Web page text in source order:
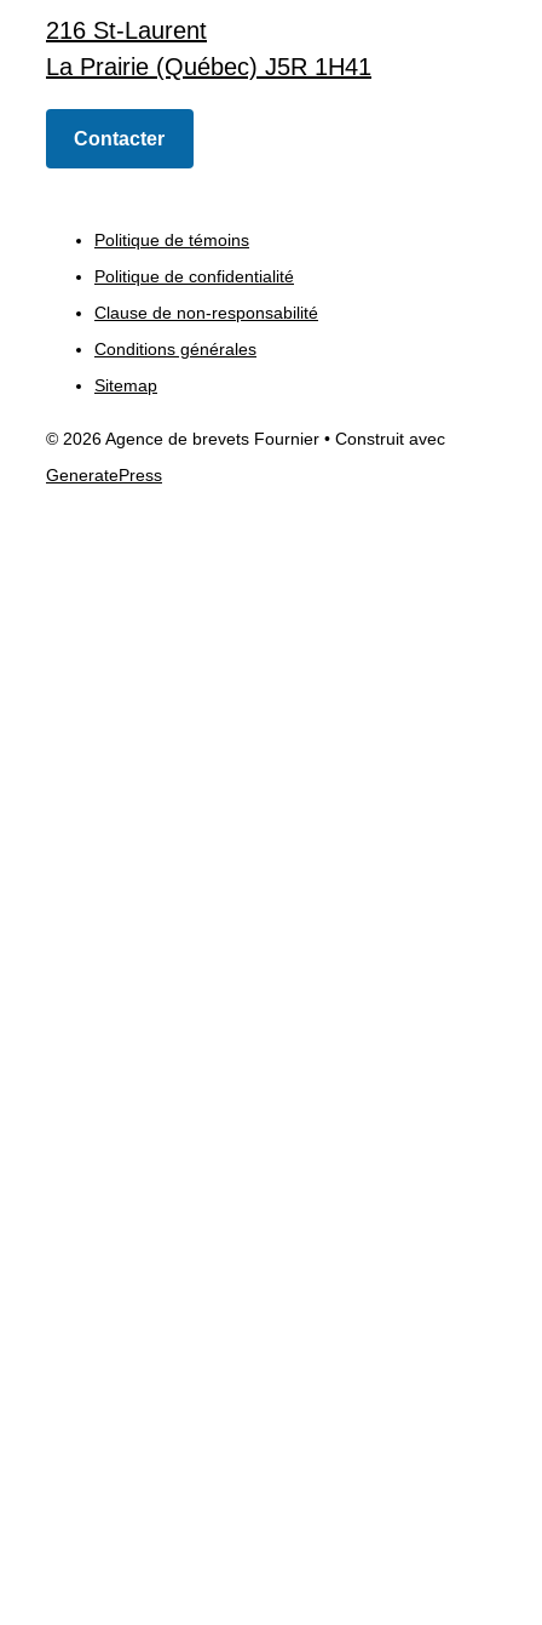
216 St-Laurent
La Prairie (Québec) J5R 1H41
Contacter
Politique de témoins
Politique de confidentialité
Clause de non-responsabilité
Conditions générales
Sitemap
© 2026 Agence de brevets Fournier • Construit avec
GeneratePress